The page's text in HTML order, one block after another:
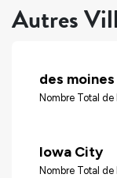
Autres
des moines
Nombre Total de
Iowa City
Nombre Total de